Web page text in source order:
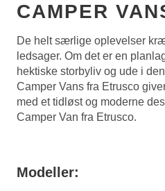
CAMPER
De helt særlige oplevelser
ledsager. Om det er en
hektiske storbyliv og ude i
Camper Vans fra Etrusco
med et tidløst og moderne
Camper Van fra Etrusco.
Modeller: